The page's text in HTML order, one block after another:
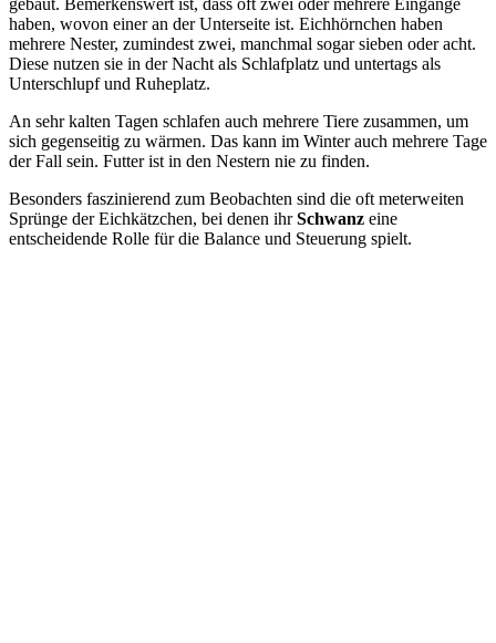
haben, wovon einer an der Unterseite ist. Eichhörnchen haben
mehrere Nester, zumindest zwei, manchmal sogar sieben oder acht.
Diese nutzen sie in der Nacht als Schlafplatz und untertags als
Unterschlupf und Ruheplatz.
An sehr kalten Tagen schlafen auch mehrere Tiere zusammen, um
sich gegenseitig zu wärmen. Das kann im Winter auch mehrere Tage
der Fall sein. Futter ist in den Nestern nie zu finden.
Besonders faszinierend zum Beobachten sind die oft meterweiten
Sprünge der Eichkätzchen, bei denen ihrSchwanz eine
entscheidende Rolle für die Balance und Steuerung spielt.